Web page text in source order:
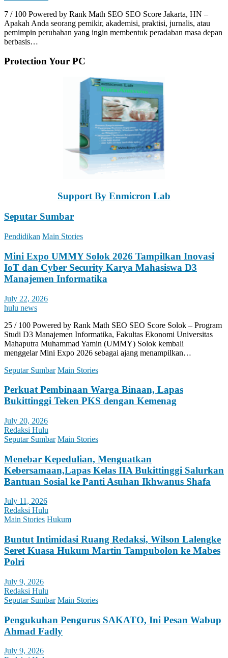
7 / 100 Powered by Rank Math SEO SEO Score Jakarta, HN –
Apakah Anda seorang pemikir, akademisi, praktisi, jurnalis, atau
pemimpin perubahan yang ingin membentuk peradaban masa depan
berbasis…
Protection Your PC
Support By Enmicron Lab
Seputar Sumbar
Pendidikan Main Stories
Mini Expo UMMY Solok 2026 Tampilkan Inovasi
IoT dan Cyber Security Karya Mahasiswa D3
Manajemen Informatika
July 22, 2026
hulu news
25 / 100 Powered by Rank Math SEO SEO Score Solok – Program
Studi D3 Manajemen Informatika, Fakultas Ekonomi Universitas
Mahaputra Muhammad Yamin (UMMY) Solok kembali
menggelar Mini Expo 2026 sebagai ajang menampilkan…
Seputar Sumbar Main Stories
Perkuat Pembinaan Warga Binaan, Lapas
Bukittinggi Teken PKS dengan Kemenag
July 20, 2026
Redaksi Hulu
Seputar Sumbar Main Stories
Menebar Kepedulian, Menguatkan
Kebersamaan,Lapas Kelas IIA Bukittinggi Salurkan
Bantuan Sosial ke Panti Asuhan Ikhwanus Shafa
July 11, 2026
Redaksi Hulu
Main Stories Hukum
Buntut Intimidasi Ruang Redaksi, Wilson Lalengke
Seret Kuasa Hukum Martin Tampubolon ke Mabes
Polri
July 9, 2026
Redaksi Hulu
Seputar Sumbar Main Stories
Pengukuhan Pengurus SAKATO, Ini Pesan Wabup
Ahmad Fadly
July 9, 2026